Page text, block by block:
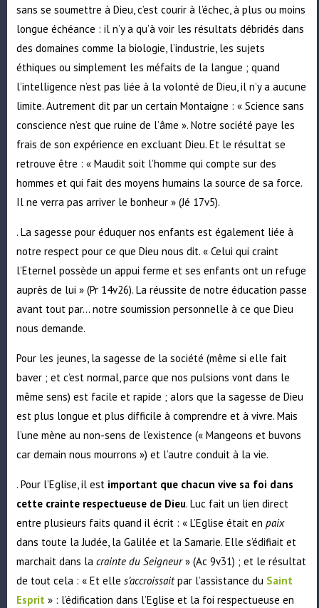
sans se soumettre à Dieu, c’est courir à l’échec, à plus ou moins
longue échéance : il n’y a qu’à voir les résultats débridés dans
des domaines comme la biologie, l’industrie, les sujets
éthiques ou simplement les méfaits de la langue ; quand
l’intelligence n’est pas liée à la volonté de Dieu, il n’y a aucune
limite. Autrement dit par un certain Montaigne : « Science sans
conscience n’est que ruine de l’âme ». Notre société paye les
frais de son expérience en excluant Dieu. Et le résultat se
retrouve être : « Maudit soit l’homme qui compte sur des
hommes et qui fait des moyens humains la source de sa force.
Il ne verra pas arriver le bonheur » (Jé 17v5).
. La sagesse pour éduquer nos enfants est également liée à
notre respect pour ce que Dieu nous dit. « Celui qui craint
l’Eternel possède un appui ferme et ses enfants ont un refuge
auprès de lui » (Pr 14v26). La réussite de notre éducation passe
avant tout par… notre soumission personnelle à ce que Dieu
nous demande.
Pour les jeunes, la sagesse de la société (même si elle fait
baver ; et c’est normal, parce que nos pulsions vont dans le
même sens) est facile et rapide ; alors que la sagesse de Dieu
est plus longue et plus difficile à comprendre et à vivre. Mais
l’une mène au non-sens de l’existence (« Mangeons et buvons
car demain nous mourrons ») et l’autre conduit à la vie.
. Pour l’Eglise, il est important que chacun vive sa foi dans
cette crainte respectueuse de Dieu. Luc fait un lien direct
entre plusieurs faits quand il écrit : « L’Eglise était enpaix
dans toute la Judée, la Galilée et la Samarie. Elle s’édifiait et
marchait dans lacrainte du Seigneur» (Ac 9v31) ; et le résultat
de tout cela : « Et elles’accroissaitpar l’assistance du Saint
Esprit » : l’édification dans l’Eglise et la foi respectueuse en